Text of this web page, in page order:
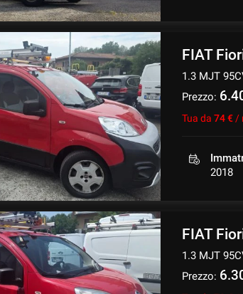
FIAT
1.3 MJT
Prezzo:
Tua da 74 €/
2018
FIAT
1.3 MJT
Prezzo: